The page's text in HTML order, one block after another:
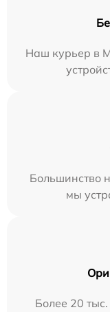
Наш курьер в
Большинство
мы
Более 20